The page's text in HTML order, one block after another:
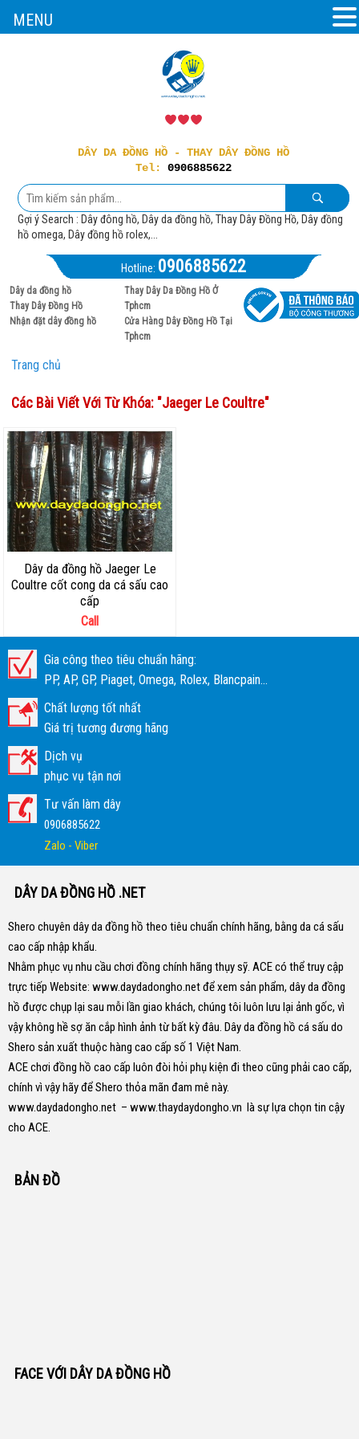
DÂY DA ĐỒNG HỒ - THAY DÂY ĐỒNG HỒ
Tel: 0906885622
Gợi ý Search : Dây đông hồ, Dây da đồng hồ, Thay Dây Đồng Hồ, Dây đồng
hồ omega, Dây đồng hồ rolex,...
Hotline: 0906885622
Dây da đồng hồ
Thay Dây Đồng Hồ
Nhận đặt dây đồng hồ
Thay Dây Da Đồng Hồ Ở
Tphcm
Cửa Hàng Dây Đồng Hồ Tại
Tphcm
Trang chủ
Các Bài Viết Với Từ Khóa: "Jaeger Le Coultre"
Dây da đồng hồ Jaeger Le
Coultre cốt cong da cá sấu cao
cấp
Call
Gia công theo tiêu chuẩn hãng:
PP, AP, GP, Piaget, Omega, Rolex, Blancpain...
Chất lượng tốt nhất
Giá trị tương đương hãng
Dịch vụ
phục vụ tận nơi
Tư vấn làm dây
0906885622
Zalo - Viber
DÂY DA ĐỒNG HỒ .NET
Shero chuyên dây da đồng hồ theo tiêu chuẩn chính hãng, bằng da cá sấu
cao cấp nhập khẩu.
Nhằm phục vụ nhu cầu chơi đồng chính hãng thụy sỹ. ACE có thể truy cập
trực tiếp Website: www.daydadongho.netđể xem sản phẩm, dây da đồng
hồ được chụp lại sau mỗi lần giao khách, chúng tôi luôn lưu lại ảnh gốc, vì
vậy không hề sợ ăn cắp hình ảnh từ bất kỳ đâu. Dây da đồng hồ cá sấu do
Shero sản xuất thuộc hàng cao cấp số 1 Việt Nam.
ACE chơi đồng hồ cao cấp luôn đòi hỏi phụ kiện đi theo cũng phải cao cấp,
chính vì vậy hãy để Shero thỏa mãn đam mê này.
www.daydadongho.net – www.thaydaydongho.vn là sự lựa chọn tin cậy
cho ACE.
BẢN ĐỒ
FACE VỚI DÂY DA ĐỒNG HỒ
MENU